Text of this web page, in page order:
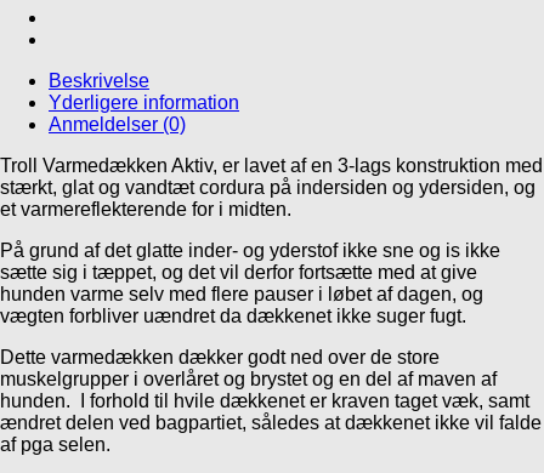
Gåliner
MR Koppel SML
Line
439,00kr
Fortsæt med at handle Gå til kurv
Beskrivelse
Yderligere information
Anmeldelser (0)
Troll Varmedækken Aktiv, er lavet af en 3-lags konstruktion med
stærkt, glat og vandtæt cordura på indersiden og ydersiden, og
et varmereflekterende for i midten.
På grund af det glatte inder- og yderstof ikke sne og is ikke
sætte sig i tæppet, og det vil derfor fortsætte med at give
hunden varme selv med flere pauser i løbet af dagen, og
vægten forbliver uændret da dækkenet ikke suger fugt.
Dette varmedækken dækker godt ned over de store
muskelgrupper i overlåret og brystet og en del af maven af
hunden. I forhold til hvile dækkenet er kraven taget væk, samt
ændret delen ved bagpartiet, således at dækkenet ikke vil falde
af pga selen.